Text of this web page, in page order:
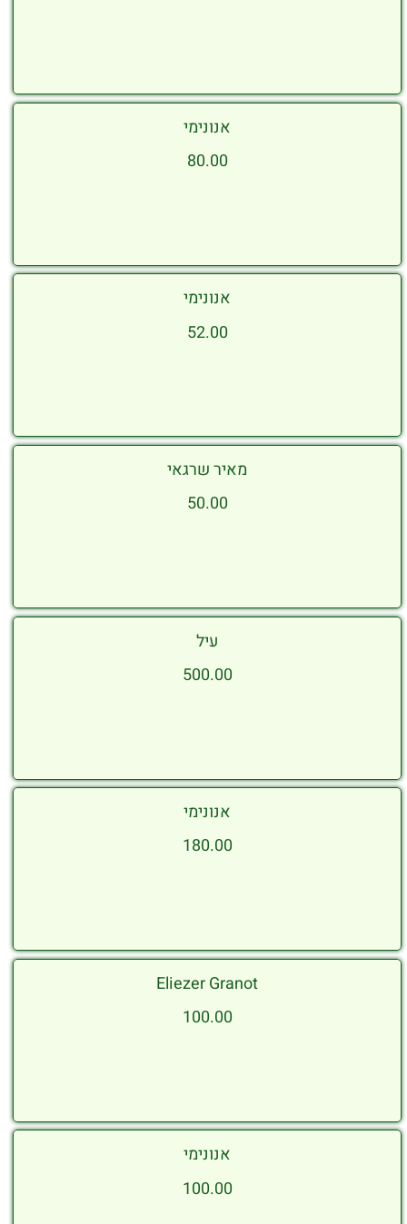
אנונימי
80.00
אנונימי
52.00
מאיר שרגאי
50.00
עיל
500.00
אנונימי
180.00
Eliezer Granot
100.00
אנונימי
100.00